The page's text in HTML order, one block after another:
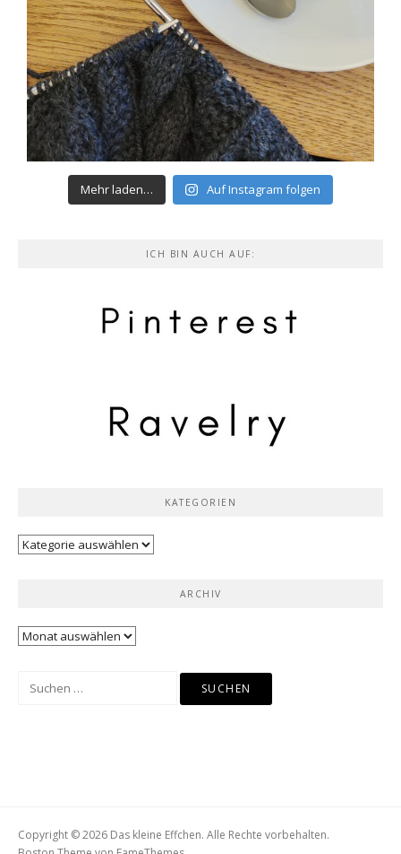
Mehr laden… Auf Instagram folgen
ICH BIN AUCH AUF:
KATEGORIEN
Kategorien
ARCHIV
Archiv
Suchen
Copyright © 2026 Das kleine Effchen. Alle Rechte vorbehalten.